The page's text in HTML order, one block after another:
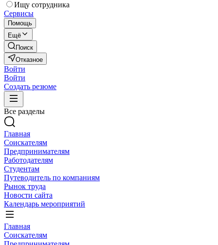
Ищу сотрудника
Сервисы
Помощь
Ещё
Поиск
Отказное
Войти
Войти
Создать резюме
Все разделы
Главная
Соискателям
Предпринимателям
Работодателям
Студентам
Путеводитель по компаниям
Рынок труда
Новости сайта
Календарь мероприятий
Главная
Соискателям